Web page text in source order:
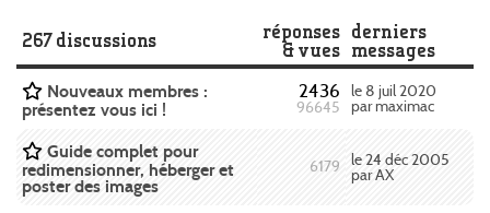
267 discussions
réponses
& vues
derniers
messages
Nouveaux membres :
présentez vous ici !
2436
96645
le 8 juil 2020
par maximac
Guide complet pour
redimensionner, héberger et
poster des images
6179 le 24 déc 2005
par AX